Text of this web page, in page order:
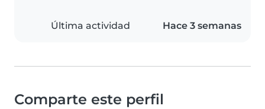
Última actividad Hace 3 semanas
Comparte este perfil